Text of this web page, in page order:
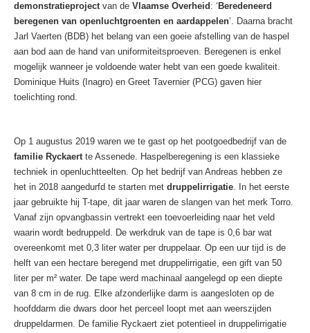
demonstratieproject van de Vlaamse Overheid : ‘ Beredeneerd
beregenen van openluchtgroenten en aardappelen’. Daarna bracht
Jarl Vaerten (BDB) het belang van een goeie afstelling van de haspel
aan bod aan de hand van uniformiteitsproeven. Beregenen is enkel
mogelijk wanneer je voldoende water hebt van een goede kwaliteit.
Dominique Huits (Inagro) en Greet Tavernier (PCG) gaven hier
toelichting rond.
Op 1 augustus 2019 waren we te gast op het pootgoedbedrijf van de
familie Ryckaertte Assenede. Haspelberegening is een klassieke
techniek in openluchtteelten. Op het bedrijf van Andreas hebben ze
het in 2018 aangedurfd te starten met druppelirrigatie. In het eerste
jaar gebruikte hij T-tape, dit jaar waren de slangen van het merk Torro.
Vanaf zijn opvangbassin vertrekt een toevoerleiding naar het veld
waarin wordt bedruppeld. De werkdruk van de tape is 0,6 bar wat
overeenkomt met 0,3 liter water per druppelaar. Op een uur tijd is de
helft van een hectare beregend met druppelirrigatie, een gift van 50
liter per m² water. De tape werd machinaal aangelegd op een diepte
van 8 cm in de rug. Elke afzonderlijke darm is aangesloten op de
hoofddarm die dwars door het perceel loopt met aan weerszijden
druppeldarmen. De familie Ryckaert ziet potentieel in druppelirrigatie